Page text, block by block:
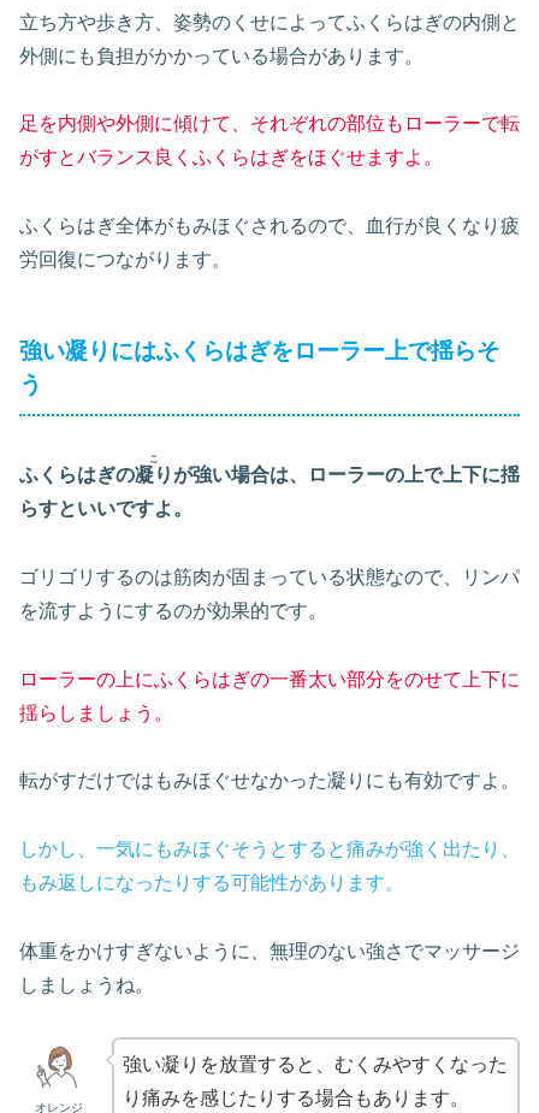
立ち方や歩き方、姿勢のくせによってふくらはぎの内側と
外側にも負担がかかっている場合があります。
足を内側や外側に傾けて、それぞれの部位もローラーで転
がすとバランス良くふくらはぎをほぐせますよ。
ふくらはぎ全体がもみほぐされるので、血行が良くなり疲
労回復につながります。
強い凝りにはふくらはぎをローラー上で揺らそ
う
ふくらはぎの凝り
こ
が強い場合は、ローラーの上で上下に揺
らすといいですよ。
ゴリゴリするのは筋肉が固まっている状態なので、リンパ
を流すようにするのが効果的です。
ローラーの上にふくらはぎの一番太い部分をのせて上下に
揺らしましょう。
転がすだけではもみほぐせなかった凝りにも有効ですよ。
しかし、一気にもみほぐそうとすると痛みが強く出たり、
もみ返しになったりする可能性があります。
体重をかけすぎないように、無理のない強さでマッサージ
しましょうね。
オレンジ
強い凝りを放置すると、むくみやすくなった
り痛みを感じたりする場合もあります。